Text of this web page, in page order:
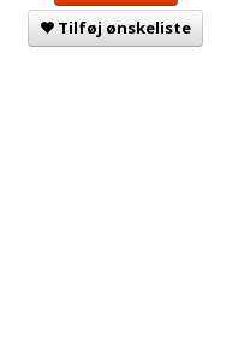
Tilføj ønskeliste